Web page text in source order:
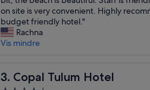
n
l
i
g
e
anmeldelser)
h
o
t
e
s
b
on site is very convenient. Highly
budget friendly hotel."
Rachna
Vis mindre
3. Copal Tulum Hotel
Copal Tulum Hotel